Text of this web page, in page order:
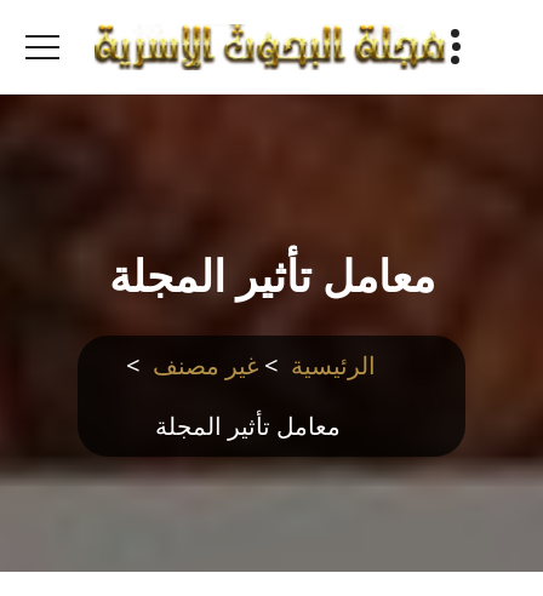
الصادرة عن مخبر قانون الأسرة
معامل تأثير المجلة
الرئيسية >غير مصنف >
معامل تأثير المجلة